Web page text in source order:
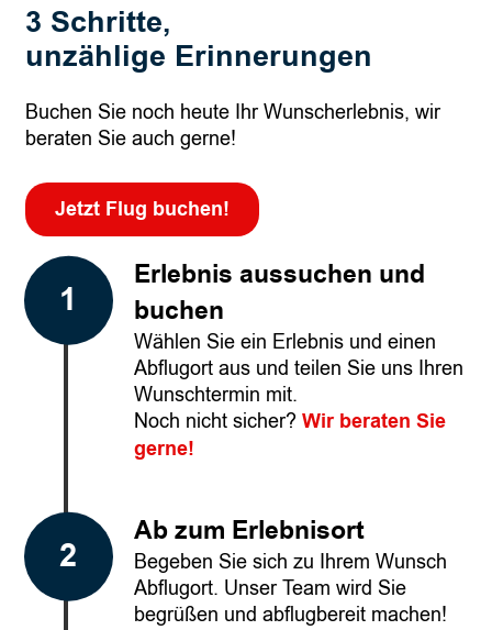
3 Schritte,
unzählige Erinnerungen
Buchen Sie noch heute Ihr Wunscherlebnis, wir
beraten Sie auch gerne!
Jetzt Flug buchen!
Erlebnis aussuchen und
buchen
Wählen Sie ein Erlebnis und einen
Abflugort aus und teilen Sie uns Ihren
Wunschtermin mit.
Noch nicht sicher? Wir beraten Sie
gerne!
Ab zum Erlebnisort
Begeben Sie sich zu Ihrem Wunsch
Abflugort. Unser Team wird Sie
begrüßen und abflugbereit machen!